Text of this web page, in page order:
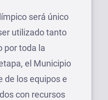
será único
utilizado tanto
por toda la
el Municipio
de los equipos e
con recursos